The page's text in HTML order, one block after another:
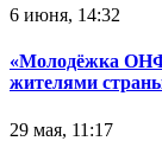
6 июня, 14:32
«Молодёжка
жителями
29 мая, 11:17